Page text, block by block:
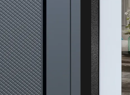
на Яндекс Картах
бренду